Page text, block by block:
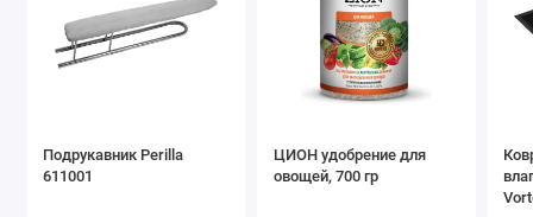
Подрукавник Perilla
611001
ЦИОН удобрение для
овощей, 700 гр